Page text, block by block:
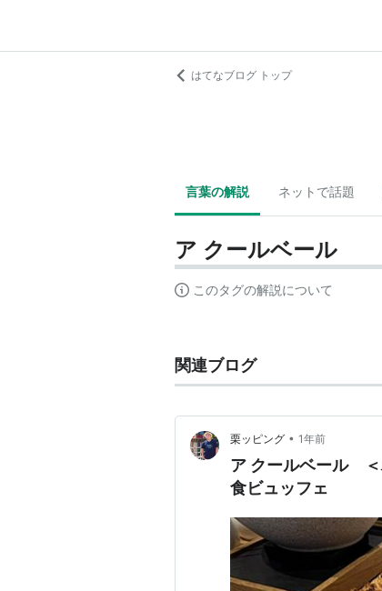
はてなブログ トップ
言葉の解説 ネットで話題
ア クールベール
このタグの解説について
関連ブログ
栗ッピング • 1年前
ア クールベール
食ビュッフェ